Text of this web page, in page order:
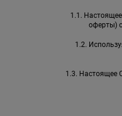
1.1.
оферты)
1.2.
1.3. Настоящее